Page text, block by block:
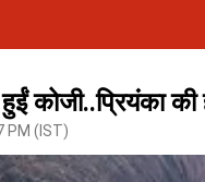
कोजी..प्रियंका
PM (IST)